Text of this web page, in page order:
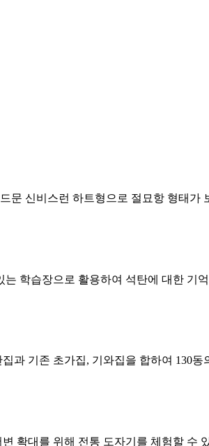
문 신비스런 하트형으로 절묘항 형태가
학습장으로 활용하여 석탄에 대한 기
과 기존 초가집, 기와집을 합하여 130동
확대를 위해 전통 도자기를 체험할 수